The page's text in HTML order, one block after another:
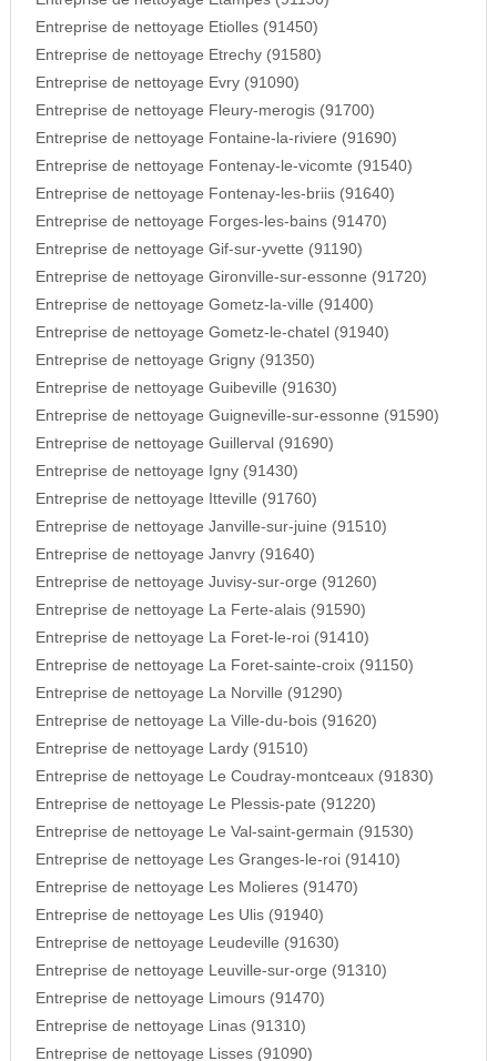
Entreprise de nettoyage Etiolles (91450)
Entreprise de nettoyage Etrechy (91580)
Entreprise de nettoyage Evry (91090)
Entreprise de nettoyage Fleury-merogis (91700)
Entreprise de nettoyage Fontaine-la-riviere (91690)
Entreprise de nettoyage Fontenay-le-vicomte (91540)
Entreprise de nettoyage Fontenay-les-briis (91640)
Entreprise de nettoyage Forges-les-bains (91470)
Entreprise de nettoyage Gif-sur-yvette (91190)
Entreprise de nettoyage Gironville-sur-essonne (91720)
Entreprise de nettoyage Gometz-la-ville (91400)
Entreprise de nettoyage Gometz-le-chatel (91940)
Entreprise de nettoyage Grigny (91350)
Entreprise de nettoyage Guibeville (91630)
Entreprise de nettoyage Guigneville-sur-essonne (91590)
Entreprise de nettoyage Guillerval (91690)
Entreprise de nettoyage Igny (91430)
Entreprise de nettoyage Itteville (91760)
Entreprise de nettoyage Janville-sur-juine (91510)
Entreprise de nettoyage Janvry (91640)
Entreprise de nettoyage Juvisy-sur-orge (91260)
Entreprise de nettoyage La Ferte-alais (91590)
Entreprise de nettoyage La Foret-le-roi (91410)
Entreprise de nettoyage La Foret-sainte-croix (91150)
Entreprise de nettoyage La Norville (91290)
Entreprise de nettoyage La Ville-du-bois (91620)
Entreprise de nettoyage Lardy (91510)
Entreprise de nettoyage Le Coudray-montceaux (91830)
Entreprise de nettoyage Le Plessis-pate (91220)
Entreprise de nettoyage Le Val-saint-germain (91530)
Entreprise de nettoyage Les Granges-le-roi (91410)
Entreprise de nettoyage Les Molieres (91470)
Entreprise de nettoyage Les Ulis (91940)
Entreprise de nettoyage Leudeville (91630)
Entreprise de nettoyage Leuville-sur-orge (91310)
Entreprise de nettoyage Limours (91470)
Entreprise de nettoyage Linas (91310)
Entreprise de nettoyage Lisses (91090)